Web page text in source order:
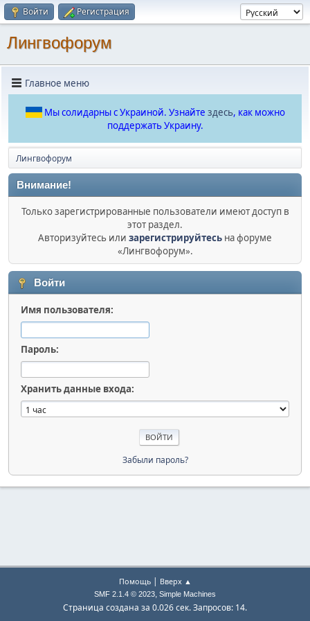
Войти Регистрация
Лингвофорум
Главное меню
Мы солидарны с Украиной. Узнайте здесь, как можно
поддержать Украину.
Лингвофорум
Внимание!
Только зарегистрированные пользователи имеют доступ в
этот раздел.
Авторизуйтесь или зарегистрируйтесь на форуме
«Лингвофорум».
Войти
Имя пользователя:
Пароль:
Хранить данные входа:
Забыли пароль?
Помощь| Вверх ▲
SMF 2.1.4 © 2023, Simple Machines
Страница создана за 0.026 сек. Запросов: 14.